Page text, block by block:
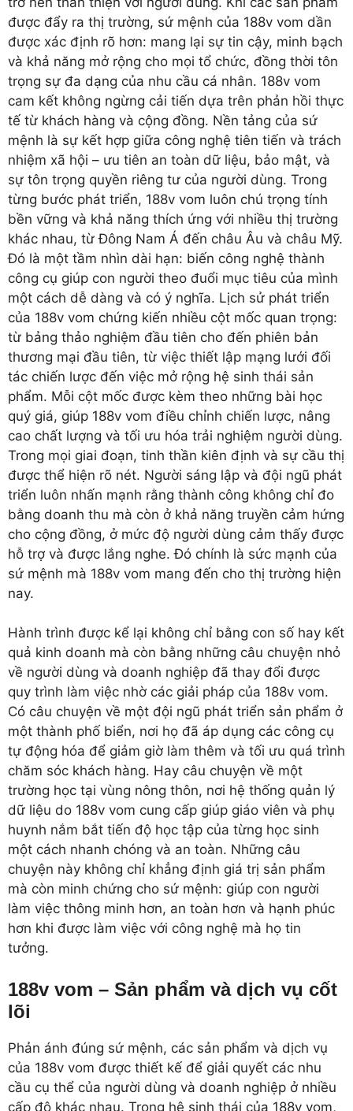
được đẩy ra thị trường, sứ mệnh của 188v vom dần
được xác định rõ hơn: mang lại sự tin cậy, minh bạch
và khả năng mở rộng cho mọi tổ chức, đồng thời tôn
trọng sự đa dạng của nhu cầu cá nhân. 188v vom
cam kết không ngừng cải tiến dựa trên phản hồi thực
tế từ khách hàng và cộng đồng. Nền tảng của sứ
mệnh là sự kết hợp giữa công nghệ tiên tiến và trách
nhiệm xã hội – ưu tiên an toàn dữ liệu, bảo mật, và
sự tôn trọng quyền riêng tư của người dùng. Trong
từng bước phát triển, 188v vom luôn chú trọng tính
bền vững và khả năng thích ứng với nhiều thị trường
khác nhau, từ Đông Nam Á đến châu Âu và châu Mỹ.
Đó là một tầm nhìn dài hạn: biến công nghệ thành
công cụ giúp con người theo đuổi mục tiêu của mình
một cách dễ dàng và có ý nghĩa. Lịch sử phát triển
của 188v vom chứng kiến nhiều cột mốc quan trọng:
từ bảng thảo nghiệm đầu tiên cho đến phiên bản
thương mại đầu tiên, từ việc thiết lập mạng lưới đối
tác chiến lược đến việc mở rộng hệ sinh thái sản
phẩm. Mỗi cột mốc được kèm theo những bài học
quý giá, giúp 188v vom điều chỉnh chiến lược, nâng
cao chất lượng và tối ưu hóa trải nghiệm người dùng.
Trong mọi giai đoạn, tinh thần kiên định và sự cầu thị
được thể hiện rõ nét. Người sáng lập và đội ngũ phát
triển luôn nhấn mạnh rằng thành công không chỉ đo
bằng doanh thu mà còn ở khả năng truyền cảm hứng
cho cộng đồng, ở mức độ người dùng cảm thấy được
hỗ trợ và được lắng nghe. Đó chính là sức mạnh của
sứ mệnh mà 188v vom mang đến cho thị trường hiện
nay.
Hành trình được kể lại không chỉ bằng con số hay kết
quả kinh doanh mà còn bằng những câu chuyện nhỏ
về người dùng và doanh nghiệp đã thay đổi được
quy trình làm việc nhờ các giải pháp của 188v vom.
Có câu chuyện về một đội ngũ phát triển sản phẩm ở
một thành phố biển, nơi họ đã áp dụng các công cụ
tự động hóa để giảm giờ làm thêm và tối ưu quá trình
chăm sóc khách hàng. Hay câu chuyện về một
trường học tại vùng nông thôn, nơi hệ thống quản lý
dữ liệu do 188v vom cung cấp giúp giáo viên và phụ
huynh nắm bắt tiến độ học tập của từng học sinh
một cách nhanh chóng và an toàn. Những câu
chuyện này không chỉ khẳng định giá trị sản phẩm
mà còn minh chứng cho sứ mệnh: giúp con người
làm việc thông minh hơn, an toàn hơn và hạnh phúc
hơn khi được làm việc với công nghệ mà họ tin
tưởng.
188v vom – Sản phẩm và dịch vụ cốt
lõi
Phản ánh đúng sứ mệnh, các sản phẩm và dịch vụ
của 188v vom được thiết kế để giải quyết các nhu
cầu cụ thể của người dùng và doanh nghiệp ở nhiều
cấp độ khác nhau. Trong hệ sinh thái của 188v vom,